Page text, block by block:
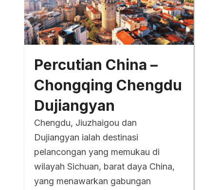
Percutian China –
Chongqing Chengdu
Dujiangyan
Chengdu, Jiuzhaigou dan
Dujiangyan ialah destinasi
pelancongan yang memukau di
wilayah Sichuan, barat daya China,
yang menawarkan gabungan